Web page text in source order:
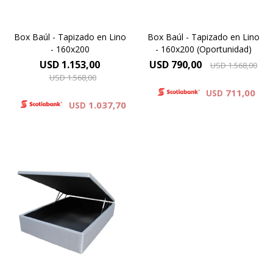
Box Baúl - Tapizado en Lino
- 160x200
USD 1.153,00
USD1.568,00
USD 1.037,70
Box Baúl - Tapizado en Lino
- 160x200 (Oportunidad)
USD 790,00 USD1.568,00
USD 711,00
Con gran capacidad para
almacenamiento el BOX
BAUL es una excelente
opción para quienes
necesitan economizar
espacio.